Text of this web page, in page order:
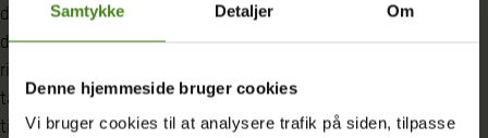
Samtykke Detaljer Om
Denne hjemmeside bruger cookies
Vi bruger cookies til at analysere trafik på siden, tilpasse
den globale opvarmning vil fortsætte med at stige, medmindre
de rigeste reducerer deres udledning drastisk. Derudover har de
rige lande en forpligtelse til at kompensere for de klimaskabte
tab og skader, som landene har været med til at forårsage samt
tilføre ekstra midler til hjælp til klimatilpasning.